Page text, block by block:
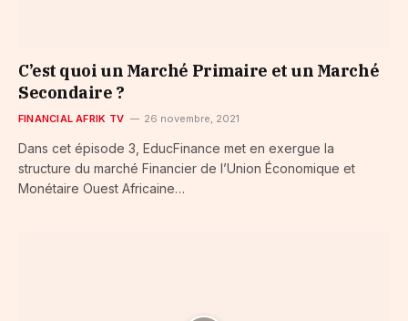
C’est quoi un Marché Primaire et un Marché
Secondaire ?
FINANCIAL AFRIK TV 26 novembre, 2021
Dans cet épisode 3, EducFinance met en exergue la
structure du marché Financier de l’Union Économique et
Monétaire Ouest Africaine…